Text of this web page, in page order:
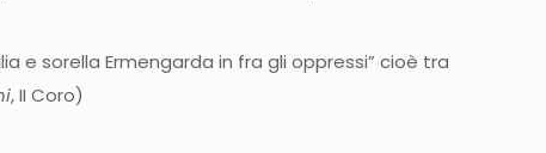
e sorella Ermengarda in fra gli oppressi” cioè tra
, II Coro)